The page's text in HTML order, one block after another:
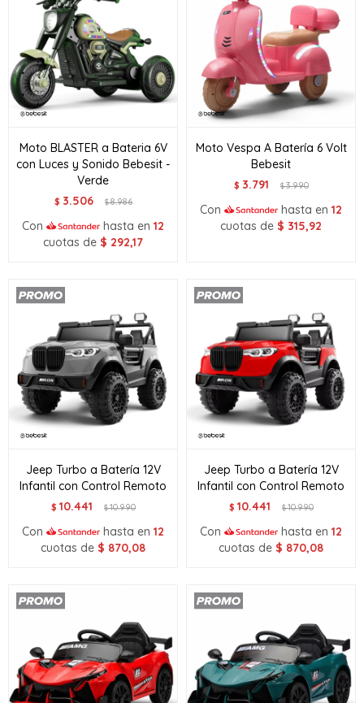
Moto BLASTER a Bateria 6V
con Luces y Sonido Bebesit -
Verde
$ 3.506 $8.986
Con hasta en 12
cuotas de $ 292,17
Moto Vespa A Batería 6 Volt
Bebesit
$ 3.791 $3.990
Con hasta en 12
cuotas de $ 315,92
Jeep Turbo a Batería 12V
Infantil con Control Remoto
$ 10.441 $10.990
Con hasta en 12
cuotas de $ 870,08
Jeep Turbo a Batería 12V
Infantil con Control Remoto
$ 10.441 $10.990
Con hasta en 12
cuotas de $ 870,08